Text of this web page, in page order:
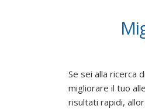
Se sei alla ricerca
migliorare il tuo
risultati rapidi,